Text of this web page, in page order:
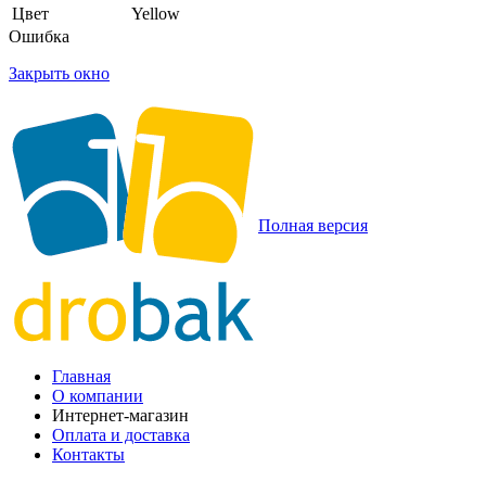
Цвет
Yellow
Ошибка
Закрыть окно
Полная версия
Главная
О компании
Интернет-магазин
Оплата и доставка
Контакты